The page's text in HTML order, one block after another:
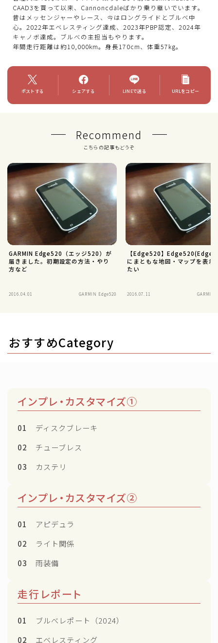
CAAD3を買って以来、Cannoncdaleばかり乗り継いでいます。
昔はメッセンジャーやレース、今はロングライドとブルベ中
心。2022年エベレスティング達成、2023年PBP認定、2024年
キャノボ達成。ブルべの主担当もやります。
年間走行距離は約10,000km。身長170cm、体重57kg。
ポストする シェアする LINEで送る URLをコピー
Recommend
こちらの記事もどうぞ
GARMIN Edge520（エッジ520）が
届きました。初期設定の方法・やり
方など
2016.04.01 GARMIN Edge520
【Edge520】
にまともな地図・マップを表示
たい
2016.07.11 GARMIN
おすすめCategory
インプレ・カスタマイズ①
01
ディスクブレーキ
02
チューブレス
03
カステリ
インプレ・カスタマイズ②
01
アピデュラ
02
ライト関係
03
雨装備
走行レポート
01
ブルべレポート（2024）
02
エベレスティング